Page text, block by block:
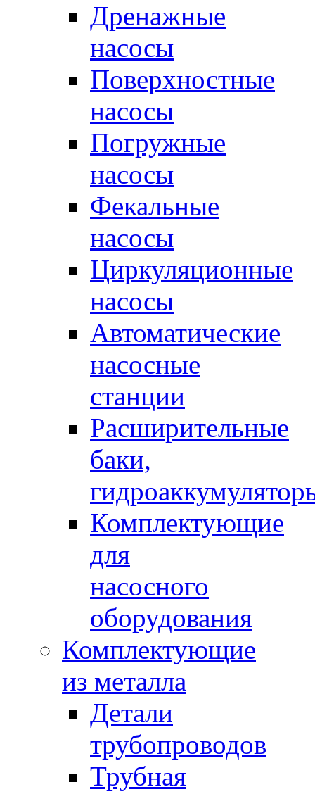
Дренажные
насосы
Поверхностные
насосы
Погружные
насосы
Фекальные
насосы
Циркуляционные
насосы
Автоматические
насосные
станции
Расширительные
баки,
Комплектующие
для
насосного
оборудования
Комплектующие
из металла
Детали
трубопроводов
Трубная